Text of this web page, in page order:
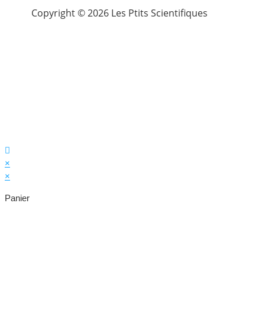
Copyright © 2026 Les Ptits Scientifiques
×
×
Panier